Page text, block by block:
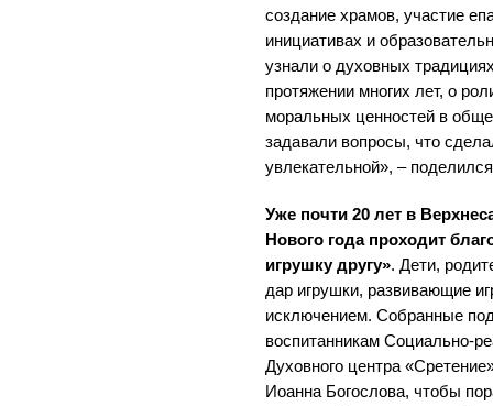
создание храмов, участие
инициативах и
узнали о духовных
протяжении многих лет, о
моральных ценностей в
задавали вопросы, что
увлекательной», –
Уже почти 20 лет в
Нового года проходит
игрушку другу». Дети,
дар игрушки, развивающие
исключением. Собранные
воспитанникам Социально-
Духовного центра
Иоанна Богослова, чтобы